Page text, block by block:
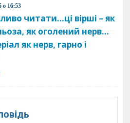
о 16:53
читати…ці вірші – як
як оголений нерв…
як нерв, гарно і